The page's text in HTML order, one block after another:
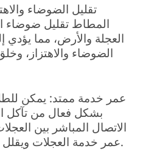
تقليل الضوضاء
المطاط تقليل ضوضاء
العجلة والأرض، مما
الضوضاء والاهتزاز،
عمر خدمة ممتد: يمكن
بشكل فعال من تآكل
الاتصال المباشر بين
عمر خدمة العجلات ويقلل من تكاليف الاستبدال.